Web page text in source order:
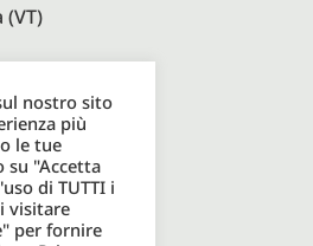
(VT)
nostro sito
più
le tue
su "Accetta
di TUTTI i
visitare
per fornire